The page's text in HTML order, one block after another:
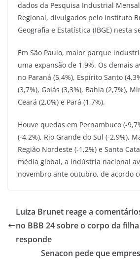
dados da Pesquisa Industrial
Regional, divulgados pelo Instituto
Geografia e Estatística (IBGE) nesta
Em São Paulo, maior parque
uma expansão de 1,9%. Os demais
no Paraná (5,4%), Espírito Santo
(3,7%), Goiás (3,3%), Bahia (2,7%),
Ceará (2,0%) e Pará (1,7%).
Houve quedas em Pernambuco (-
(-4,2%), Rio Grande do Sul (-2,9%),
Região Nordeste (-1,2%) e Santa
média global, a indústria nacional
novembro ante outubro, de acordo
Luiza Brunet reage a
no BBB 24 sobre o corpo da
responde
Senacon pede que